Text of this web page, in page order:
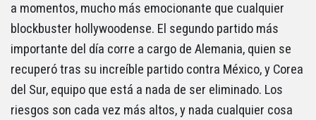
a momentos, mucho más emocionante que cualquier
blockbuster hollywoodense. El segundo partido más
importante del día corre a cargo de Alemania, quien se
recuperó tras su increíble partido contra México, y Corea
del Sur, equipo que está a nada de ser eliminado. Los
riesgos son cada vez más altos, y nada cualquier cosa